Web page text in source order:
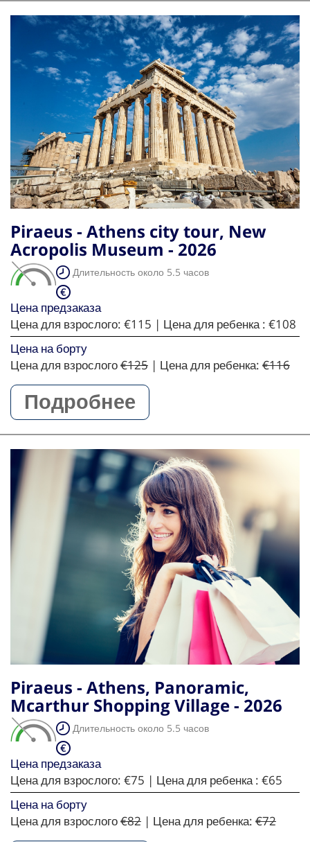
Piraeus - Athens city tour, New
Acropolis Museum - 2026
Длительность около 5.5 часов
Цена предзаказа
Цена для взрослого: €115 | Цена для ребенка : €108
Цена на борту
Цена для взрослого€125 | Цена для ребенка: €116
Подробнее
Piraeus - Athens, Panoramic,
Mcarthur Shopping Village - 2026
Длительность около 5.5 часов
Цена предзаказа
Цена для взрослого: €75 | Цена для ребенка : €65
Цена на борту
Цена для взрослого€82 | Цена для ребенка: €72